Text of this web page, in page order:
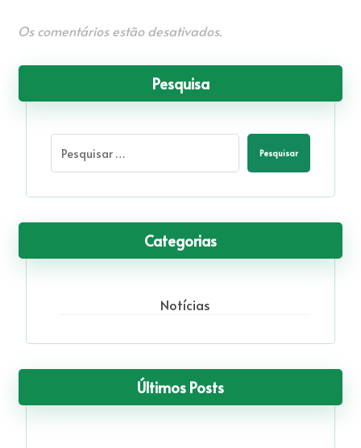
Os comentários estão desativados.
Pesquisa
Pesquisar
Categorias
Notícias
Últimos Posts